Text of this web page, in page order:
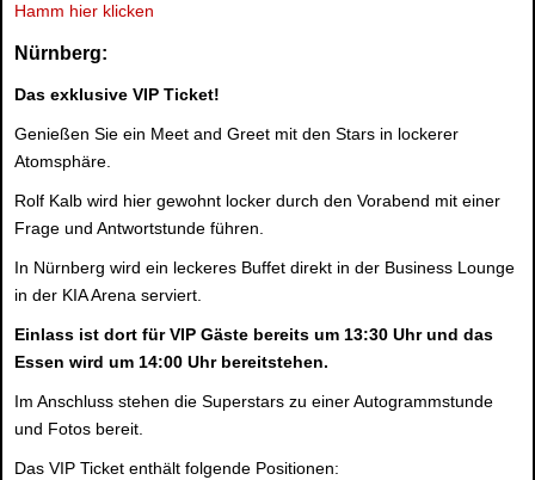
Hamm hier klicken
Nürnberg:
Das exklusive VIP Ticket!
Genießen Sie ein Meet and Greet mit den Stars in lockerer
Atomsphäre.
Rolf Kalb wird hier gewohnt locker durch den Vorabend mit einer
Frage und Antwortstunde führen.
In Nürnberg wird ein leckeres Buffet direkt in der Business Lounge
in der KIA Arena serviert.
Einlass ist dort für VIP Gäste bereits um 13:30 Uhr und das
Essen wird um 14:00 Uhr bereitstehen.
Im Anschluss stehen die Superstars zu einer Autogrammstunde
und Fotos bereit.
Das VIP Ticket enthält folgende Positionen: